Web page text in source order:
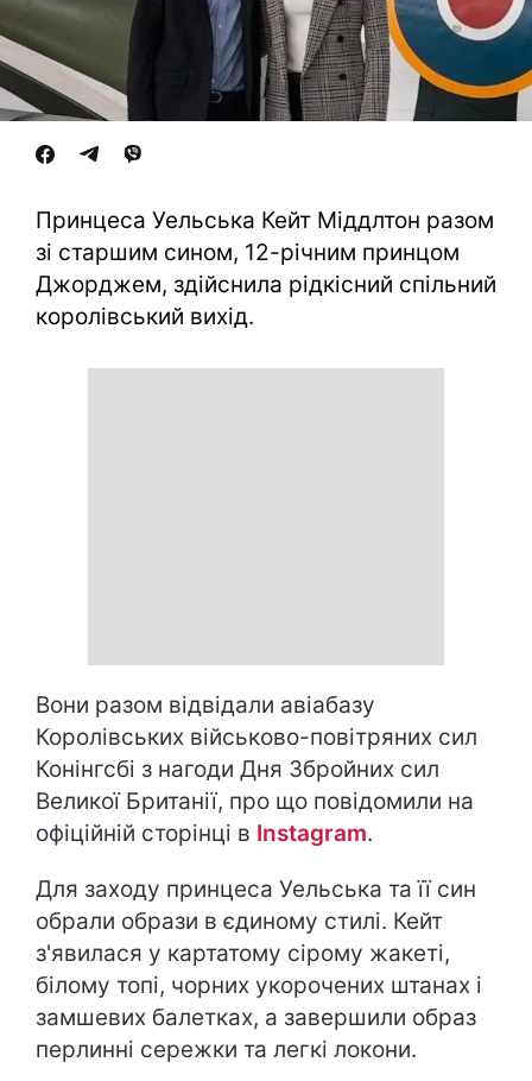
Принцеса Уельська Кейт Міддлтон разом
зі старшим сином, 12-річним принцом
Джорджем, здійснила рідкісний спільний
королівський вихід.
Вони разом відвідали авіабазу
Королівських військово-повітряних сил
Конінгсбі з нагоди Дня Збройних сил
Великої Британії, про що повідомили на
офіційній сторінці в Instagram.
Для заходу принцеса Уельська та її син
обрали образи в єдиному стилі. Кейт
з'явилася у картатому сірому жакеті,
білому топі, чорних укорочених штанах і
замшевих балетках, а завершили образ
перлинні сережки та легкі локони.